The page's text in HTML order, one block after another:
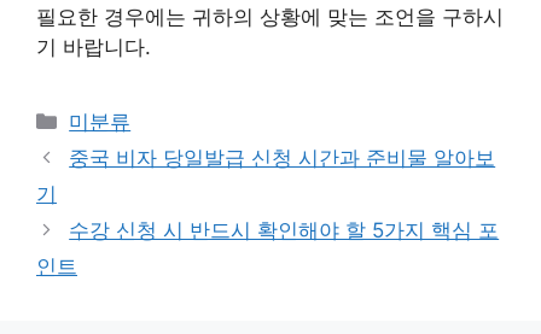
필요한 경우에는 귀하의 상황에 맞는 조언을 구하시
기 바랍니다.
Categories
미분류
중국 비자 당일발급 신청 시간과 준비물 알아보
기
수강 신청 시 반드시 확인해야 할 5가지 핵심 포
인트